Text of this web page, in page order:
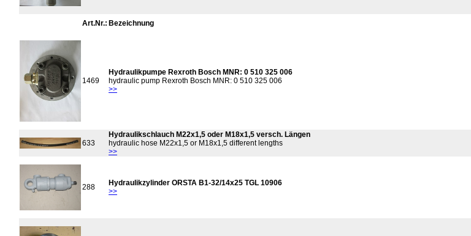
Art.Nr.: Bezeichnung
1469
Hydraulikpumpe Rexroth Bosch MNR: 0 510 325 006
hydraulic pump Rexroth Bosch MNR: 0 510 325 006
>>
633
Hydraulikschlauch M22x1,5 oder M18x1,5 versch. Längen
hydraulic hose M22x1,5 or M18x1,5 different lengths
>>
288
Hydraulikzylinder ORSTA B1-32/14x25 TGL 10906
>>